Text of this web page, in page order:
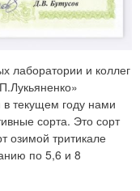
лаборатории и коллег
в текущем году нами
сорта. Это сорт
озимой тритикале
по 5,6 и 8